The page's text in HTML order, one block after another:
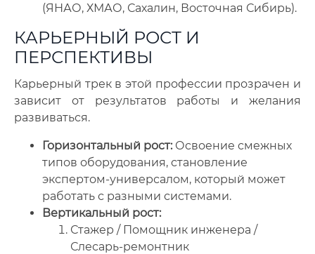
(ЯНАО, ХМАО, Сахалин, Восточная Сибирь).
КАРЬЕРНЫЙ РОСТ И
ПЕРСПЕКТИВЫ
Карьерный трек в этой профессии прозрачен и
зависит от результатов работы и желания
развиваться.
Горизонтальный рост:Освоение смежных
типов оборудования, становление
экспертом-универсалом, который может
работать с разными системами.
Вертикальный рост:
Стажер / Помощник инженера /
Слесарь-ремонтник